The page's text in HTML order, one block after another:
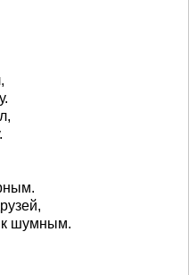
шумным.